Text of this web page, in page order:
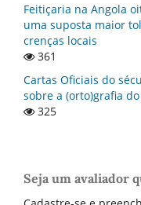
Feitiçaria na Angola
uma suposta maior
crenças locais
361
Cartas Oficiais do
sobre a (orto)grafia
325
Seja um avaliador